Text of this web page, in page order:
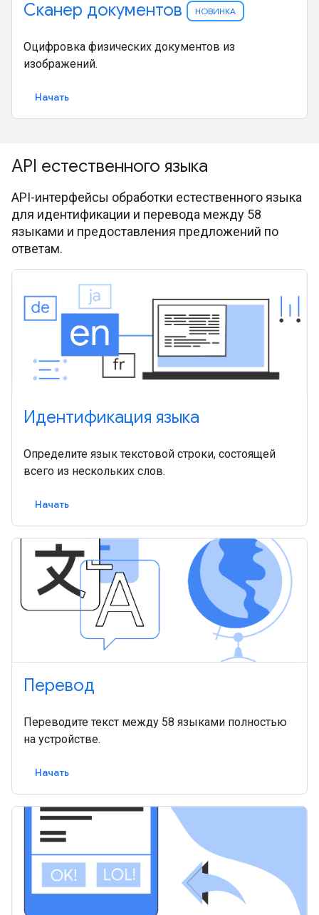
Сканер документов НОВИНКА
Оцифровка физических документов из
изображений.
Начать
API естественного языка
API-интерфейсы обработки естественного языка
для идентификации и перевода между 58
языками и предоставления предложений по
ответам.
Идентификация языка
Определите язык текстовой строки, состоящей
всего из нескольких слов.
Начать
Перевод
Переводите текст между 58 языками полностью
на устройстве.
Начать